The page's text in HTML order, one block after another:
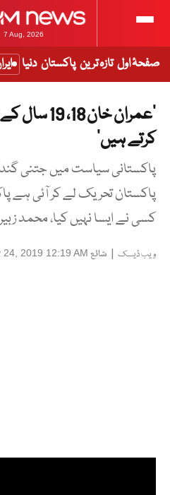
7 Aug, 2026
صفحۂ اول تازہ ترین پاکستان دنیا
’عمران خان
کرتے ہیں‘
پاکستانی سیاست میں جتنی
پاکستان تحریک لے کر آئی ہے
کسی نے ایسا نہیں کیا، محمد زبیر
ویب ڈیسک | شائع 24, 2019 12:19 AM